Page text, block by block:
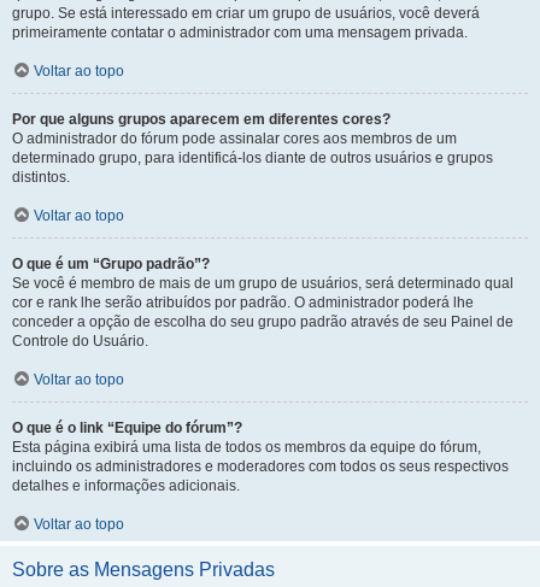
grupo. Se está interessado em criar um grupo de usuários, você deverá
primeiramente contatar o administrador com uma mensagem privada.
Voltar ao topo
Por que alguns grupos aparecem em diferentes cores?
O administrador do fórum pode assinalar cores aos membros de um
determinado grupo, para identificá-los diante de outros usuários e grupos
distintos.
Voltar ao topo
O que é um “Grupo padrão”?
Se você é membro de mais de um grupo de usuários, será determinado qual
cor e rank lhe serão atribuídos por padrão. O administrador poderá lhe
conceder a opção de escolha do seu grupo padrão através de seu Painel de
Controle do Usuário.
Voltar ao topo
O que é o link “Equipe do fórum”?
Esta página exibirá uma lista de todos os membros da equipe do fórum,
incluindo os administradores e moderadores com todos os seus respectivos
detalhes e informações adicionais.
Voltar ao topo
Sobre as Mensagens Privadas